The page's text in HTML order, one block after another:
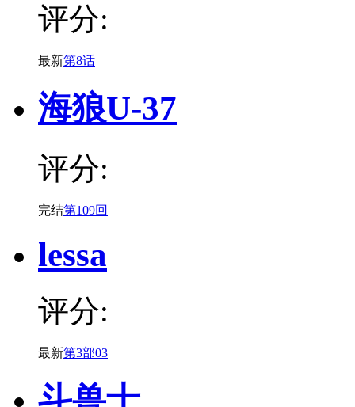
评分:
最新第8话
海狼U-37
评分:
完结第109回
lessa
评分:
最新第3部03